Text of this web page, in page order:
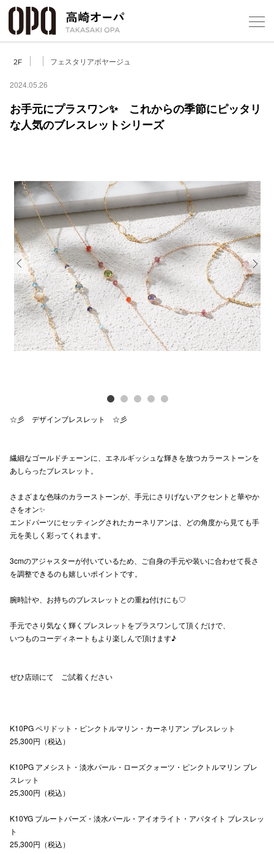
2F フェスタリアボヤージュ
2024.05.26
お手元にプラスワン✨ これからの季節にピッタリ
な人気のブレスレットシリーズ
Previous Next
☆彡 デザインブレスレット ☆彡
繊細なゴールドチェーンに、エネルギッシュな輝きを放つカラーストーンを
あしらったブレスレット。
さまざまな色味のカラーストーンが、手元にさりげないアクセントと華やか
さをオン✨
エンドパーツにセッティングされたカーネリアンは、どの角度から見ても手
元を美しく彩ってくれます。
3cmのアジャスターが付いているため、ご自身の手元や装いに合わせて長さ
を調整できるのも嬉しいポイントです。
腕時計や、お持ちのブレスレットとの重ね付けにも♡
手元でさり気なく輝くブレスレットをプラスワンして頂くだけで、
いつものコーディネートもより楽しんで頂けます♪
ぜひ店頭にて ご試着ください
K10PG ペリドット・ピンクトルマリン・カーネリアン ブレスレット
25,300円（税込）
K10PG アメシスト・淡水パール・ローズクォーツ・ピンクトルマリン ブレ
スレット
25,300円（税込）
K10YG ブルートパーズ・淡水パール・アイオライト・アパタイト ブレスレッ
ト
25,300円（税込）
フロア
施設案内
アクセ
スタッ
電話で
公式SNS
利用規約
横浜ビ